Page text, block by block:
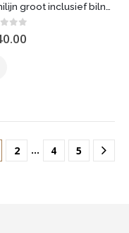
of 5
2 … 4 5